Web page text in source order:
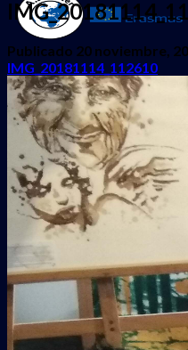
INICIO
QUIENES SOMOS
PROYECTOS
Erasmus + Juventud
CES
Galería
COLABORADORES
CONTACTO
Publicado 20 noviembre,
IMG_20181114_112610